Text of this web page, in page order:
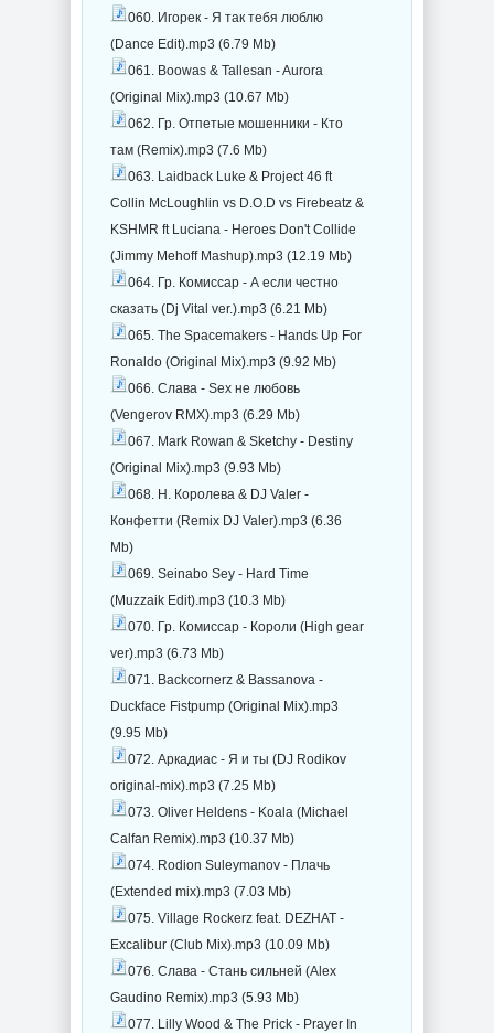
060. Игорек - Я так тебя люблю
(Dance Edit).mp3 (6.79 Mb)
061. Boowas & Tallesan - Aurora
(Original Mix).mp3 (10.67 Mb)
062. Гр. Отпетые мошенники - Кто
там (Remix).mp3 (7.6 Mb)
063. Laidback Luke & Project 46 ft
Collin McLoughlin vs D.O.D vs Firebeatz &
KSHMR ft Luciana - Heroes Don't Collide
(Jimmy Mehoff Mashup).mp3 (12.19 Mb)
064. Гр. Комиссар - А если честно
сказать (Dj Vital ver.).mp3 (6.21 Mb)
065. The Spacemakers - Hands Up For
Ronaldo (Original Mix).mp3 (9.92 Mb)
066. Слава - Sex не любовь
(Vengerov RMX).mp3 (6.29 Mb)
067. Mark Rowan & Sketchy - Destiny
(Original Mix).mp3 (9.93 Mb)
068. Н. Королева & DJ Valer -
Конфетти (Remix DJ Valer).mp3 (6.36
Mb)
069. Seinabo Sey - Hard Time
(Muzzaik Edit).mp3 (10.3 Mb)
070. Гр. Комиссар - Короли (High gear
ver).mp3 (6.73 Mb)
071. Backcornerz & Bassanova -
Duckface Fistpump (Original Mix).mp3
(9.95 Mb)
072. Аркадиас - Я и ты (DJ Rodikov
original-mix).mp3 (7.25 Mb)
073. Oliver Heldens - Koala (Michael
Calfan Remix).mp3 (10.37 Mb)
074. Rodion Suleymanov - Плачь
(Extended mix).mp3 (7.03 Mb)
075. Village Rockerz feat. DEZHAT -
Excalibur (Club Mix).mp3 (10.09 Mb)
076. Слава - Стань сильней (Alex
Gaudino Remix).mp3 (5.93 Mb)
077. Lilly Wood & The Prick - Prayer In